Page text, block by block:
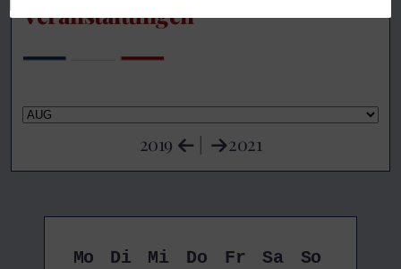
Veranstaltungen
2019 | 2021
Mo Di Mi Do Fr Sa
So